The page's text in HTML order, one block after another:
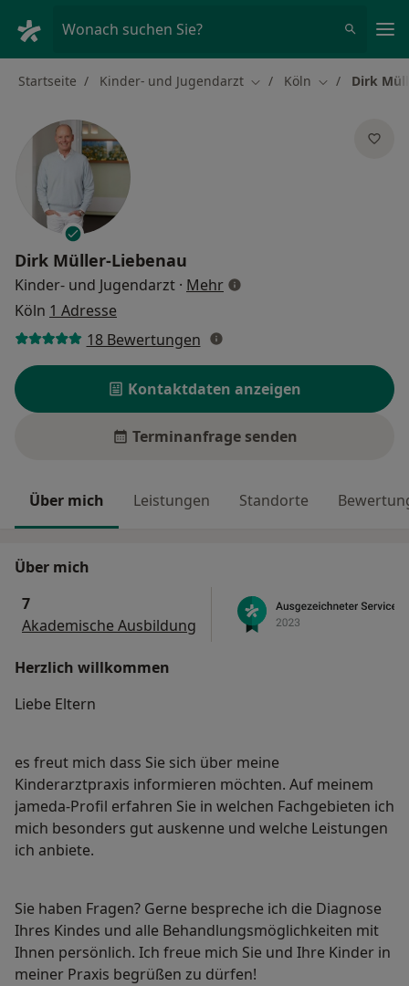
Wonach suchen Sie?
Startseite Kinder- und Jugendarzt Stadt ändern
Köln Stadt ändern
Dirk
Dirk Müller-Liebenau
Kinder- und Jugendarzt · Mehrüber Spezialisierungen
Köln 1 Adresse
18 Bewertungen
Kontaktdaten anzeigen
Terminanfrage senden
Über mich Leistungen Standorte
Über mich
7
Akademische Ausbildung
Herzlich willkommen
Liebe Eltern
es freut mich dass Sie sich über meine
Kinderarztpraxis informieren möchten. Auf meinem
jameda-Profil erfahren Sie in welchen Fachgebieten ich
mich besonders gut auskenne und welche Leistungen
ich anbiete.
Sie haben Fragen? Gerne bespreche ich die Diagnose
Ihres Kindes und alle Behandlungsmöglichkeiten mit
Ihnen persönlich. Ich freue mich Sie und Ihre Kinder in
meiner Praxis begrüßen zu dürfen!